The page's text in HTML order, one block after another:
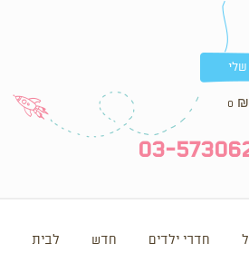
שלי
0 ₪
03-
חדרי ילדים חדש לבית